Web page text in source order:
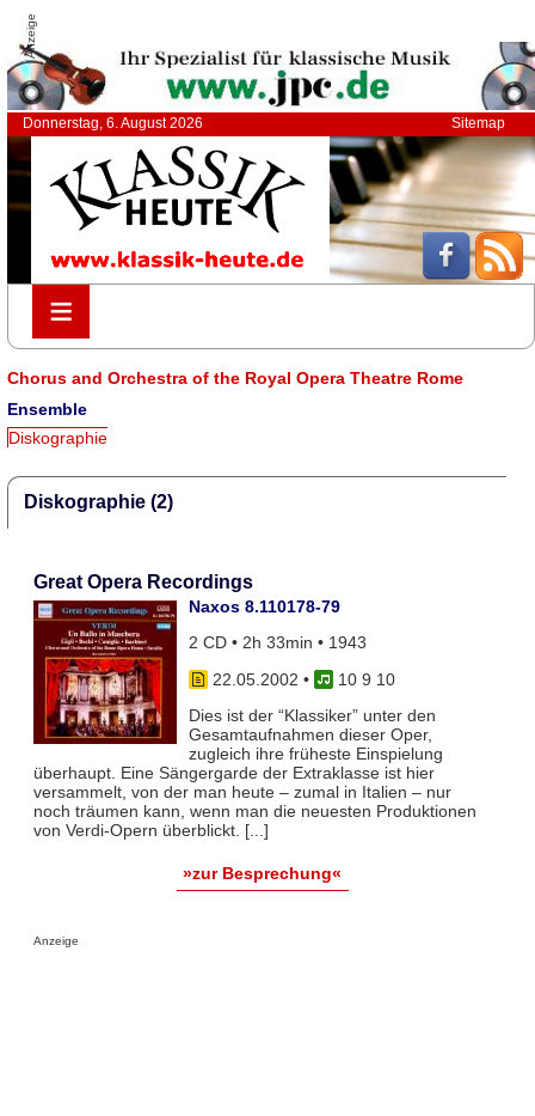
Anzeige
Donnerstag, 6. August 2026 Sitemap
≡
≡
Chorus and Orchestra of the Royal Opera Theatre Rome
Ensemble
Diskographie
Diskographie (2)
Great Opera Recordings
Naxos 8.110178-79
2 CD • 2h 33min • 1943
22.05.2002 •
10 9 10
Dies ist der “Klassiker” unter den
Gesamtaufnahmen dieser Oper,
zugleich ihre früheste Einspielung
überhaupt. Eine Sängergarde der Extraklasse ist hier
versammelt, von der man heute – zumal in Italien – nur
noch träumen kann, wenn man die neuesten Produktionen
von Verdi-Opern überblickt. [...]
»zur Besprechung«
Anzeige